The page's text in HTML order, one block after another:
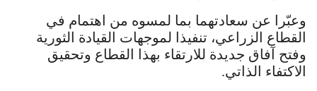
وعبّرا عن سعادتهما بما لمسوه من اهتمام في
القطاع الزراعي، تنفيذا لموجهات القيادة الثورية
وفتح آفاق جديدة للارتقاء بهذا القطاع وتحقيق
الاكتفاء الذاتي.